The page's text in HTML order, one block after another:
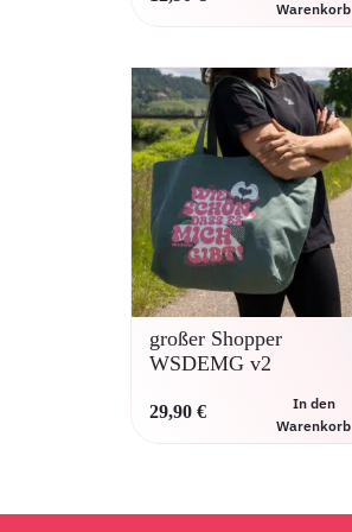
Warenkorb
großer Shopper
WSDEMG v2
29,90 €
In den
Warenkorb